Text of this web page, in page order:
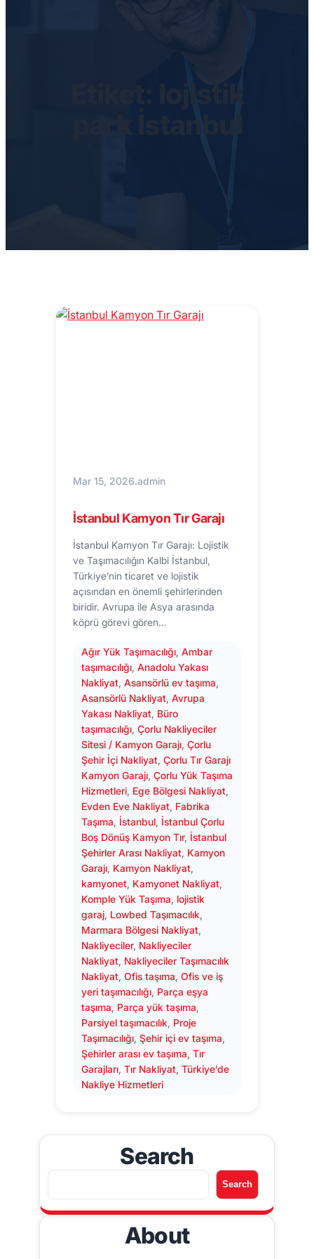
Mar 15, 2026.admin
İstanbul Kamyon Tır Garajı
İstanbul Kamyon Tır Garajı: Lojistik
ve Taşımacılığın Kalbi İstanbul,
Türkiye’nin ticaret ve lojistik
açısından en önemli şehirlerinden
biridir. Avrupa ile Asya arasında
köprü görevi gören…
Ağır Yük Taşımacılığı, Ambar
taşımacılığı, Anadolu Yakası
Nakliyat, Asansörlü ev taşıma
Asansörlü Nakliyat, Avrupa
Yakası Nakliyat, Büro
taşımacılığı, Çorlu Nakliyeciler
Sitesi / Kamyon Garajı, Çorlu
Şehir İçi Nakliyat, Çorlu Tır Garajı
Kamyon Garajı, Çorlu Yük Taşıma
Hizmetleri, Ege Bölgesi Nakliyat
Evden Eve Nakliyat, Fabrika
Taşıma, İstanbul, İstanbul Çorlu
Boş Dönüş Kamyon Tır, İstanbul
Şehirler Arası Nakliyat, Kamyon
Garajı, Kamyon Nakliyat
kamyonet, Kamyonet Nakliyat
Komple Yük Taşıma, lojistik
garaj, Lowbed Taşımacılık
Marmara Bölgesi Nakliyat
Nakliyeciler, Nakliyeciler
Nakliyat, Nakliyeciler Taşımacılık
Nakliyat, Ofis taşıma, Ofis ve iş
yeri taşımacılığı, Parça eşya
taşıma, Parça yük taşıma
Parsiyel taşımacılık, Proje
Taşımacılığı, Şehir içi ev taşıma
Şehirler arası ev taşıma, Tır
Garajları, Tır Nakliyat, Türkiye’de
Nakliye Hizmetleri
Search
A
r
a
Search
About